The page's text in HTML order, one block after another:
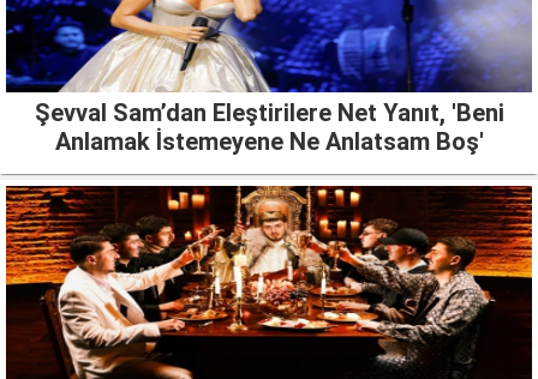
Şevval Sam’dan Eleştirilere Net Yanıt, 'Beni
Anlamak İstemeyene Ne Anlatsam Boş'